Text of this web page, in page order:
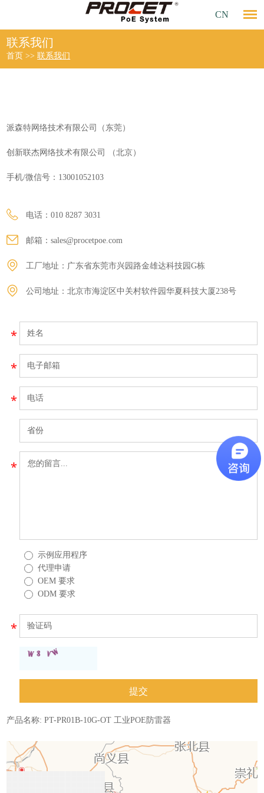
CN
联系我们
首页 >>联系我们
派森特网络技术有限公司（东莞）
创新联杰网络技术有限公司 （北京）
手机/微信号：13001052103
电话：010 8287 3031
邮箱：sales@procetpoe.com
工厂地址：广东省东莞市兴园路金雄达科技园G栋
公司地址：北京市海淀区中关村软件园华夏科技大厦238号
示例应用程序
代理申请
OEM 要求
ODM 要求
产品名称:PT-PR01B-10G-OT 工业POE防雷器